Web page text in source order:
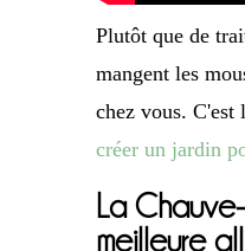
Plutôt que de
mangent les
chez vous. C'est
créer un jardin
La
meilleure